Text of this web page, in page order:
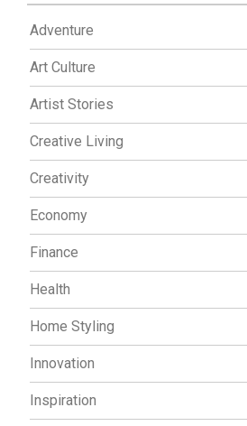
Adventure
Art Culture
Artist Stories
Creative Living
Creativity
Economy
Finance
Health
Home Styling
Innovation
Inspiration